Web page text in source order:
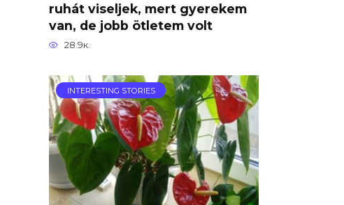
ruhát viseljek, mert gyerekem
van, de jobb ötletem volt
28.9к.
INTERESTING STORIES